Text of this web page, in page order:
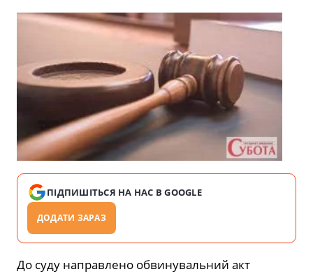
ПІДПИШІТЬСЯ НА НАС В GOOGLE
ДОДАТИ ЗАРАЗ
До суду направлено обвинувальний акт